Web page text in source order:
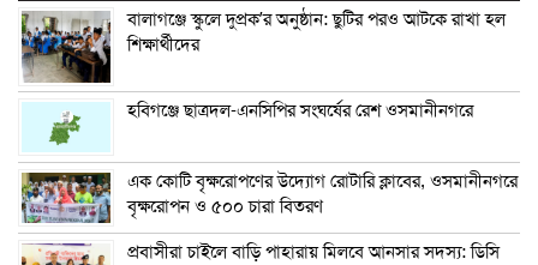
বালাগঞ্জে স্কুলে দুপ্রক’র অনুষ্ঠান: ছুটির পরও আটকে রাখা হল
শিক্ষার্থীদের
হবিগঞ্জে ছাত্রদল-এনসিপির সংঘর্ষের রেশ ওসমানীনগরে
এক কোটি বৃক্ষরোপণের উদ্যোগ রোটারি ক্লাবের, ওসমানীনগরে
বৃক্ষরোপন ও ৫০০ চারা বিতরণ
প্রবাসীরা চাইলে বাড়ি পাহারায় মিলবে আনসার সদস্য: ডিসি